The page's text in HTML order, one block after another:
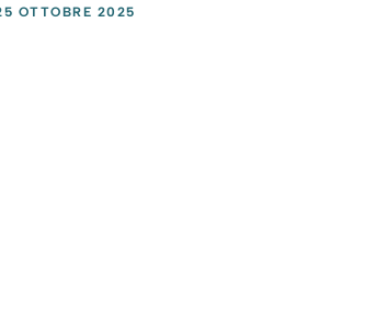
OTTOBRE 2025